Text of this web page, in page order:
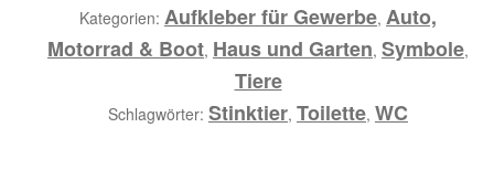
Menge
Kategorien: Aufkleber für Gewerbe, Auto,
Motorrad & Boot, Haus und Garten, Symbole,
Tiere
Schlagwörter: Stinktier, Toilette, WC